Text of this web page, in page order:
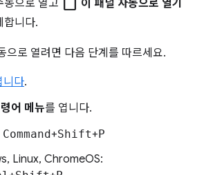
동으로 열고 check_box_outline_blank 이 패널 자동으로 열기
합니다.
으로 열려면 다음 단계를 따르세요.
니다.
어 메뉴를 엽니다.
Command+Shift+P
Linux, ChromeOS: